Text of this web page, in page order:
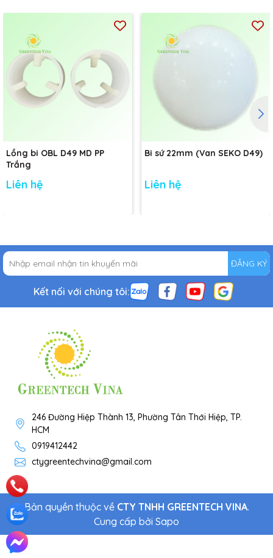
Lồng bi OBL D49 MD PP
Trắng
Liên hệ
Bi sứ 22mm (Van SEKO D49)
Liên hệ
ĐĂNG KÝ
Kết nối với chúng tôi:
246 Đường Hiệp Thành 13, Phường Tân Thới Hiệp, TP.
HCM
0919412442
ctygreentechvina@gmail.com
Bản quyền thuộc về CTY TNHH GREENTECH VINA.
Cung cấp bởi Sapo